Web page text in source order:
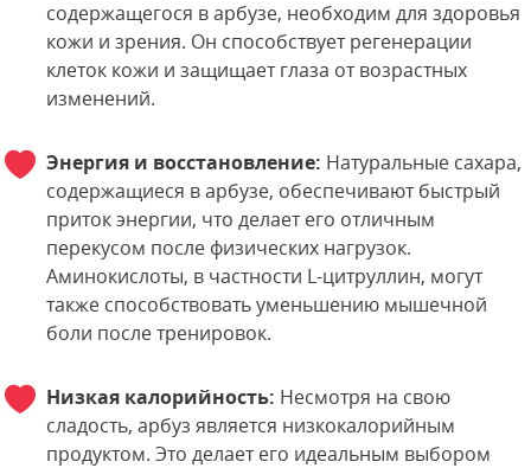
содержащегося в арбузе, необходим для здоровья
кожи и зрения. Он способствует регенерации
клеток кожи и защищает глаза от возрастных
изменений.
Энергия и восстановление: Натуральные сахара,
содержащиеся в арбузе, обеспечивают быстрый
приток энергии, что делает его отличным
перекусом после физических нагрузок.
Аминокислоты, в частности L-цитруллин, могут
также способствовать уменьшению мышечной
боли после тренировок.
Низкая калорийность: Несмотря на свою
сладость, арбуз является низкокалорийным
продуктом. Это делает его идеальным выбором